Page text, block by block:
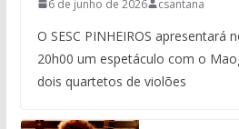
6 de junho de 2026 csantana
O SESC PINHEIROS apresentará
20h00 um espetáculo com o
dois quartetos de violões